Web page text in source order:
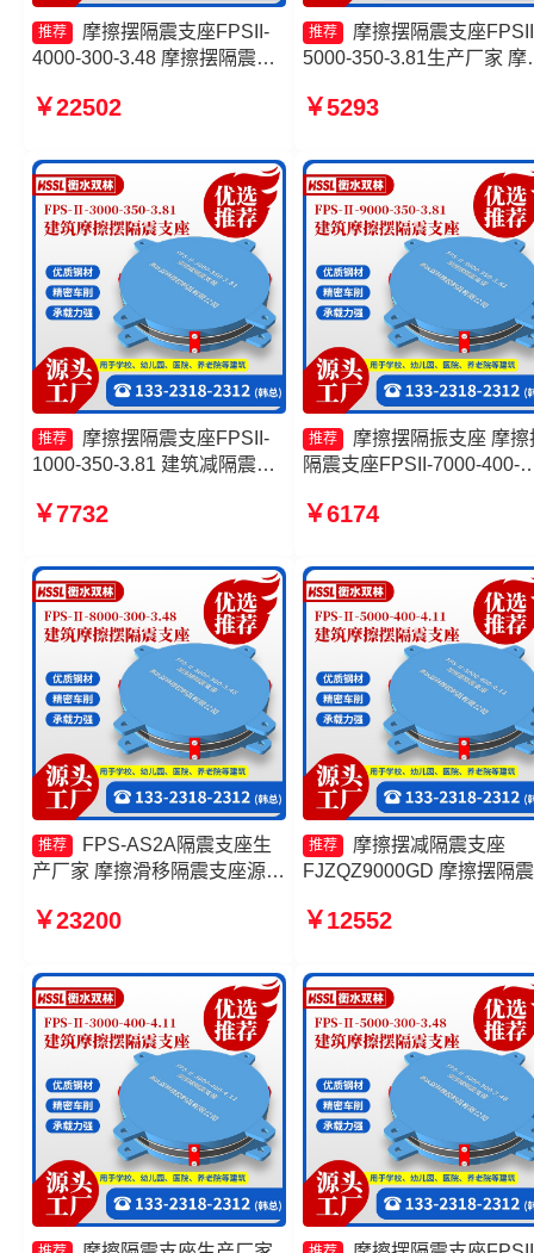
推荐
摩擦摆隔震支座FPSII-
4000-300-3.48 摩擦摆隔震支
摆支座-15.0ZX支座的源头工
FPS3A厂家
￥22502
推荐
摩擦摆隔震支座
5000-350-3.81生产厂家 摩
擦摆隔震支座FPS-Ⅱ-8000-
FPSII-9000-400-4.11厂家
￥5293
推荐
摩擦摆隔震支座FPSII-
1000-350-3.81 建筑减隔震摩
FPS-Ⅱ-2000-400-3.81价格
￥7732
推荐
摩擦摆隔振支座 摩擦
隔震支座FPSII-7000-400-
支座厂家 摩擦摆隔震支座
厂
￥6174
推荐
FPS-AS2A隔震支座生
产厂家 摩擦滑移隔震支座源头
头工厂 摩擦摆隔震支座FPSII-
￥23200
推荐
摩擦摆减隔震支座
FJZQZ9000GD 摩擦摆隔
建筑摩擦摆式隔震支座 摩
4.11厂家
￥12552